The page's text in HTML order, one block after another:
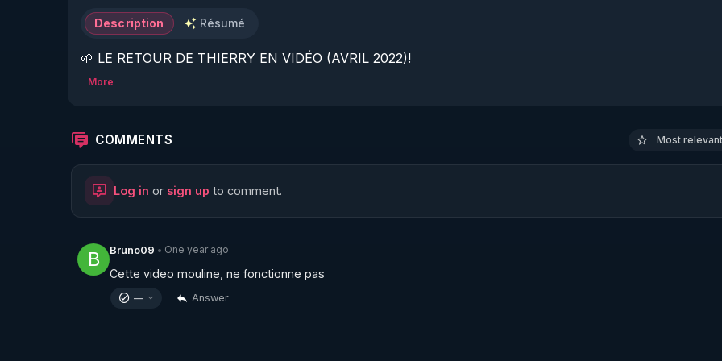
Description Résumé
🌱 LE RETOUR DE THIERRY EN VIDÉO (AVRIL 2022)!
🌱 LE MAGAZINE RÉGÉNÈRE
http://rgnr.li/ymag
https://boutique.magazine-regenere.fr/
🌱 FIL TELEGRAM
More
COMMENTS Most
Log in or sign up to comment.
B Bruno09 • One year ago
Cette video mouline, ne fonctionne pas
— Answer